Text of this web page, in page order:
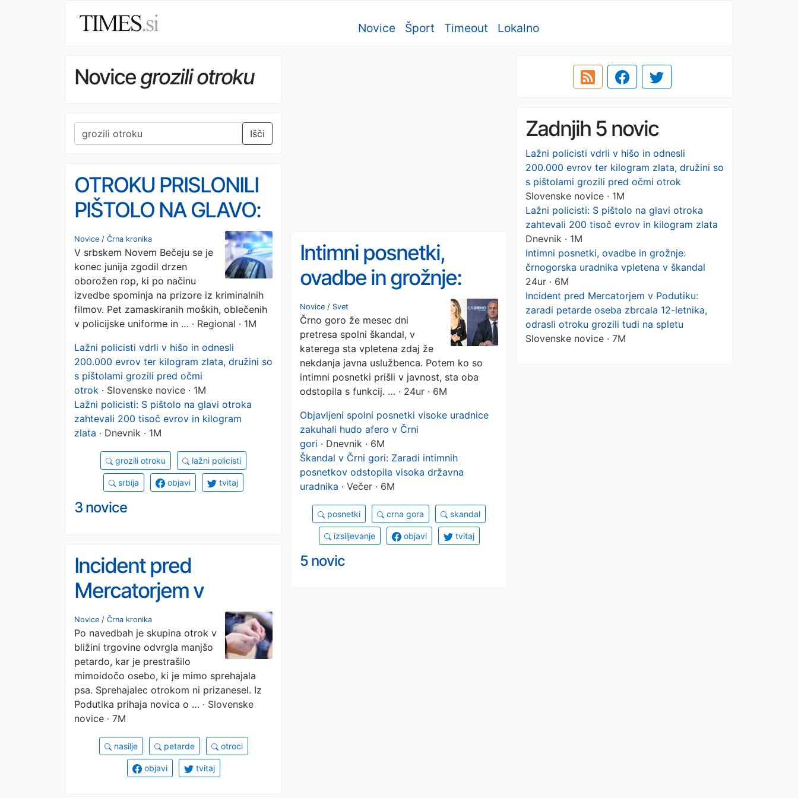
Novice Šport Timeout Lokalno
Novicegrozili otroku
Išči Zadnjih 5 novic
Lažni policisti vdrli v hišo in odnesli
200.000 evrov ter kilogram zlata, družini so
s pištolami grozili pred očmi otrok
Slovenske novice · 1M
Lažni policisti: S pištolo na glavi otroka
zahtevali 200 tisoč evrov in kilogram zlata
Dnevnik · 1M
Intimni posnetki, ovadbe in grožnje:
črnogorska uradnika vpletena v škandal
24ur · 6M
Incident pred Mercatorjem v Podutiku:
zaradi petarde oseba zbrcala 12-letnika,
odrasli otroku grozili tudi na spletu
Slovenske novice · 7M
OTROKU PRISLONILI
PIŠTOLO NA GLAVO:
Lažni policisti odnesli
200 tisoč evrov in
kilogram zlata
Novice / Črna kronika
V srbskem Novem Bečeju se je
konec junija zgodil drzen
oborožen rop, ki po načinu
izvedbe spominja na prizore iz kriminalnih
filmov. Pet zamaskiranih moških, oblečenih
v policijske uniforme in … · Regional · 1M
Lažni policisti vdrli v hišo in odnesli
200.000 evrov ter kilogram zlata, družini so
s pištolami grozili pred očmi
otrok · Slovenske novice · 1M
Lažni policisti: S pištolo na glavi otroka
zahtevali 200 tisoč evrov in kilogram
zlata · Dnevnik · 1M
grozili otroku lažni policisti
srbija objavi tvitaj
3 novice
Intimni posnetki,
ovadbe in grožnje:
črnogorska uradnika
vpletena v škandal
Novice / Svet
Črno goro že mesec dni
pretresa spolni škandal, v
katerega sta vpletena zdaj že
nekdanja javna uslužbenca. Potem ko so
intimni posnetki prišli v javnost, sta oba
odstopila s funkcij. … · 24ur · 6M
Objavljeni spolni posnetki visoke uradnice
zakuhali hudo afero v Črni
gori · Dnevnik · 6M
Škandal v Črni gori: Zaradi intimnih
posnetkov odstopila visoka državna
uradnika · Večer · 6M
posnetki crna gora skandal
izsiljevanje objavi tvitaj
5 novic
Incident pred
Mercatorjem v
Podutiku: zaradi
petarde oseba zbrcala
12-letnika, odrasli
otroku grozili tudi na
spletu
Novice / Črna kronika
Po navedbah je skupina otrok v
bližini trgovine odvrgla manjšo
petardo, kar je prestrašilo
mimoidočo osebo, ki je mimo sprehajala
psa. Sprehajalec otrokom ni prizanesel. Iz
Podutika prihaja novica o … · Slovenske
novice · 7M
nasilje petarde otroci
objavi tvitaj